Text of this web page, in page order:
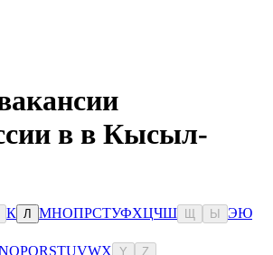
в в Кысыл-
К Л МНОПРСТУФХЦЧШ Ы ЭЮ
OPQRSTUVWX Y Z